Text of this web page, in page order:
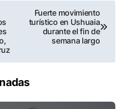
Fuerte movimiento
turístico en Ushuaia
durante el fin de
semana largo